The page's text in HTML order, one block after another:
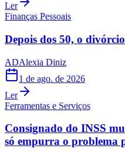
Ler
Finanças Pessoais
Depois dos 50, o
ADAlexia Diniz
1 de ago. de 2026
Ler
Ferramentas e Serviços
Consignado do INSS
só empurra o problema